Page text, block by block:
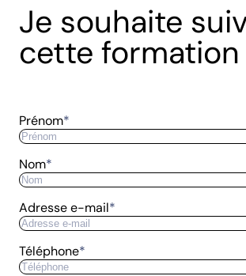
Je souhaite
cette formation
Prénom*
Nom*
Adresse e-mail*
Téléphone*